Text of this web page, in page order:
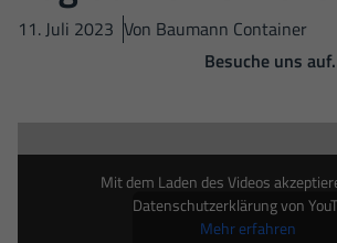
11. Juli 2023 Von Baumann Container
Besuche uns
Mit dem Laden des Videos
Datenschutzerklärung von
Mehr erfahren